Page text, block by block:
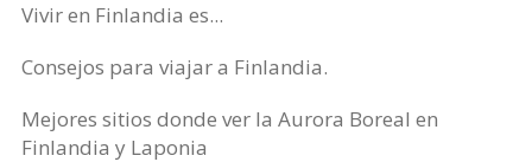
Vivir en Finlandia es...
Consejos para viajar a Finlandia.
Mejores sitios donde ver la Aurora Boreal en
Finlandia y Laponia